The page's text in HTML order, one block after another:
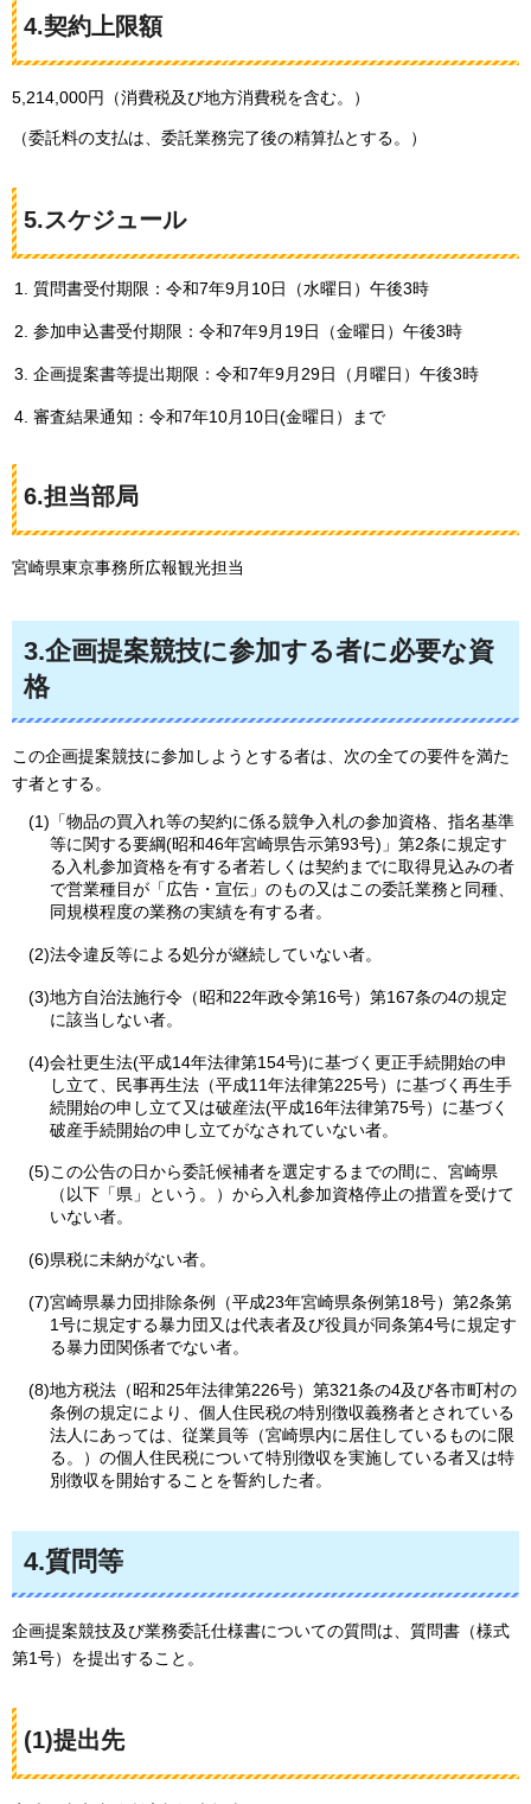
4.契約上限額
5,214,000円（消費税及び地方消費税を含む。）
（委託料の支払は、委託業務完了後の精算払とする。）
5.スケジュール
質問書受付期限：令和7年9月10日（水曜日）午後3時
参加申込書受付期限：令和7年9月19日（金曜日）午後3時
企画提案書等提出期限：令和7年9月29日（月曜日）午後3時
審査結果通知：令和7年10月10日(金曜日）まで
6.担当部局
宮崎県東京事務所広報観光担当
3.企画提案競技に参加する者に必要な資
格
この企画提案競技に参加しようとする者は、次の全ての要件を満た
す者とする。
(1)「物品の買入れ等の契約に係る競争入札の参加資格、指名基準
等に関する要綱(昭和46年宮崎県告示第93号)」第2条に規定す
る入札参加資格を有する者若しくは契約までに取得見込みの者
で営業種目が「広告・宣伝」のもの又はこの委託業務と同種、
同規模程度の業務の実績を有する者。
(2)法令違反等による処分が継続していない者。
(3)地方自治法施行令（昭和22年政令第16号）第167条の4の規定
に該当しない者。
(4)会社更生法(平成14年法律第154号)に基づく更正手続開始の申
し立て、民事再生法（平成11年法律第225号）に基づく再生手
続開始の申し立て又は破産法(平成16年法律第75号）に基づく
破産手続開始の申し立てがなされていない者。
(5)この公告の日から委託候補者を選定するまでの間に、宮崎県
（以下「県」という。）から入札参加資格停止の措置を受けて
いない者。
(6)県税に未納がない者。
(7)宮崎県暴力団排除条例（平成23年宮崎県条例第18号）第2条第
1号に規定する暴力団又は代表者及び役員が同条第4号に規定す
る暴力団関係者でない者。
(8)地方税法（昭和25年法律第226号）第321条の4及び各市町村の
条例の規定により、個人住民税の特別徴収義務者とされている
法人にあっては、従業員等（宮崎県内に居住しているものに限
る。）の個人住民税について特別徴収を実施している者又は特
別徴収を開始することを誓約した者。
4.質問等
企画提案競技及び業務委託仕様書についての質問は、質問書（様式
第1号）を提出すること。
(1)提出先